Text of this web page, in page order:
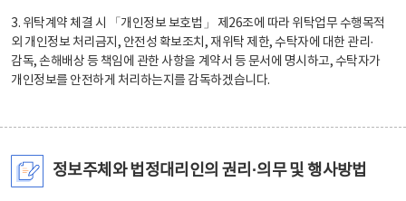
3. 위탁계약 체결 시 「개인정보 보호법」 제26조에 따라 위탁업무 수행목적
외 개인정보 처리금지, 안전성 확보조치, 재위탁 제한, 수탁자에 대한 관리·
감독, 손해배상 등 책임에 관한 사항을 계약서 등 문서에 명시하고, 수탁자가
개인정보를 안전하게 처리하는지를 감독하겠습니다.
정보주체와 법정대리인의 권리·의무 및 행사방법